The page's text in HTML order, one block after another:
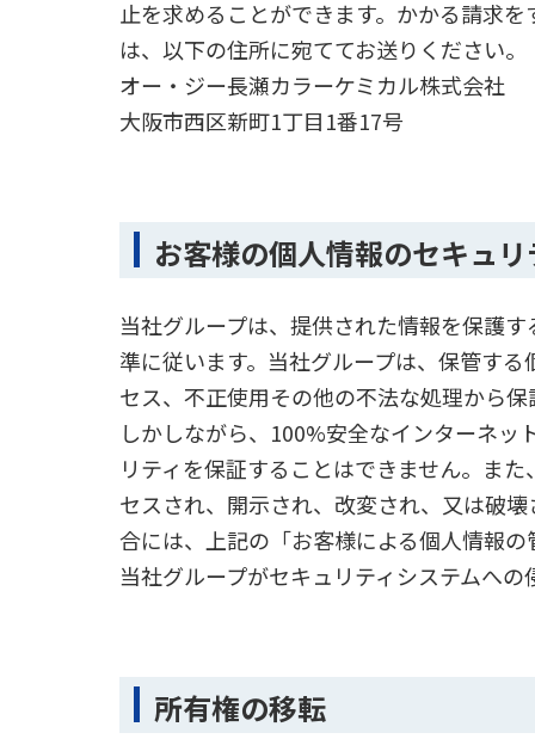
止を求めることができます。かかる請求
は、以下の住所に宛ててお送りください。
オー・ジー長瀬カラーケミカル株式会社
大阪市西区新町1丁目1番17号
お客様の個人情報のセキュリ
当社グループは、提供された情報を保護
準に従います。当社グループは、保管す
セス、不正使用その他の不法な処理から
しかしながら、100%安全なインターネ
リティを保証することはできません。ま
セスされ、開示され、改変され、又は破
合には、上記の「お客様による個人情報
当社グループがセキュリティシステムへ
所有権の移転